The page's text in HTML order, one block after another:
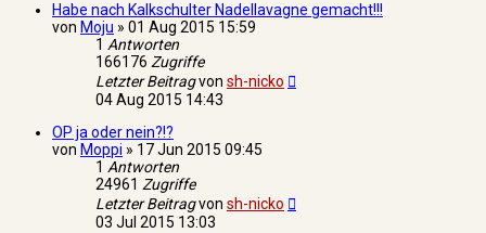
Habe nach Kalkschulter Nadellavagne gemacht!!!
von Moju » 01 Aug 2015 15:59
1 Antworten
166176 Zugriffe
Letzter Beitragvon sh-nicko
04 Aug 2015 14:43
OP ja oder nein?!?
von Moppi » 17 Jun 2015 09:45
1 Antworten
24961 Zugriffe
Letzter Beitragvon sh-nicko
03 Jul 2015 13:03